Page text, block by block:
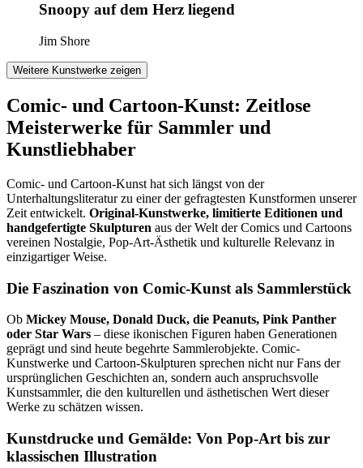
Snoopy auf dem Herz liegend
Jim Shore
Weitere Kunstwerke zeigen
Comic- und Cartoon-Kunst: Zeitlose
Meisterwerke für Sammler und
Kunstliebhaber
Comic- und Cartoon-Kunst hat sich längst von der
Unterhaltungsliteratur zu einer der gefragtesten Kunstformen unserer
Zeit entwickelt. Original-Kunstwerke, limitierte Editionen und
handgefertigte Skulpturen aus der Welt der Comics und Cartoons
vereinen Nostalgie, Pop-Art-Ästhetik und kulturelle Relevanz in
einzigartiger Weise.
Die Faszination von Comic-Kunst als Sammlerstück
Ob Mickey Mouse, Donald Duck, die Peanuts, Pink Panther
oder Star Wars – diese ikonischen Figuren haben Generationen
geprägt und sind heute begehrte Sammlerobjekte. Comic-
Kunstwerke und Cartoon-Skulpturen sprechen nicht nur Fans der
ursprünglichen Geschichten an, sondern auch anspruchsvolle
Kunstsammler, die den kulturellen und ästhetischen Wert dieser
Werke zu schätzen wissen.
Kunstdrucke und Gemälde: Von Pop-Art bis zur
klassischen Illustration